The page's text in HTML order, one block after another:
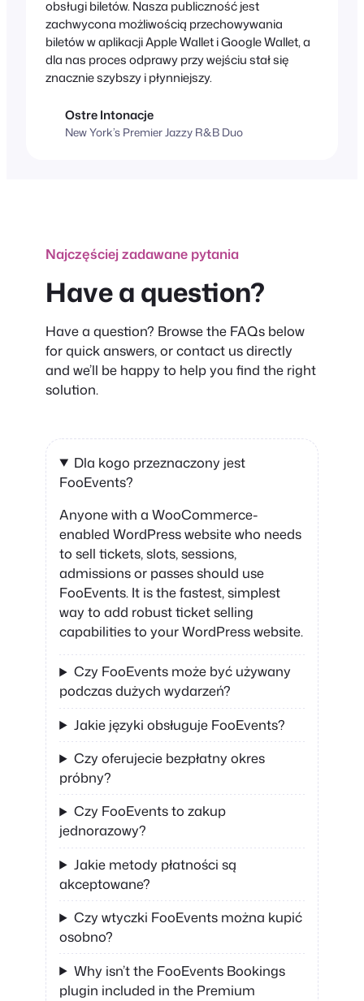
obsługi biletów. Nasza publiczność jest
zachwycona możliwością przechowywania
biletów w aplikacji Apple Wallet i Google Wallet, a
dla nas proces odprawy przy wejściu stał się
znacznie szybszy i płynniejszy.
Ostre Intonacje
New York’s Premier Jazzy R&B Duo
Najczęściej zadawane pytania
Have a question?
Have a question? Browse the FAQs below
for quick answers, or contact us directly
and we’ll be happy to help you find the right
solution.
Dla kogo przeznaczony jest
FooEvents?
Anyone with a WooCommerce-
enabled WordPress website who needs
to sell tickets, slots, sessions,
admissions or passes should use
FooEvents. It is the fastest, simplest
way to add robust ticket selling
capabilities to your WordPress website.
Czy FooEvents może być używany
podczas dużych wydarzeń?
Jakie języki obsługuje FooEvents?
Czy oferujecie bezpłatny okres
próbny?
Czy FooEvents to zakup
jednorazowy?
Jakie metody płatności są
akceptowane?
Czy wtyczki FooEvents można kupić
osobno?
Why isn’t the FooEvents Bookings
plugin included in the Premium